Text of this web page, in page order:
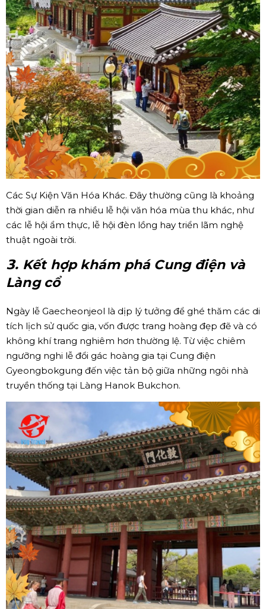
Các Sự Kiện Văn Hóa Khác. Đây thường cũng là khoảng
thời gian diễn ra nhiều lễ hội văn hóa mùa thu khác, như
các lễ hội ẩm thực, lễ hội đèn lồng hay triển lãm nghệ
thuật ngoài trời.
𝟯. Kết hợp khám phá Cung điện và
Làng cổ
Ngày lễ Gaecheonjeol là dịp lý tưởng để ghé thăm các di
tích lịch sử quốc gia, vốn được trang hoàng đẹp đẽ và có
không khí trang nghiêm hơn thường lệ. Từ việc chiêm
ngưỡng nghi lễ đổi gác hoàng gia tại Cung điện
Gyeongbokgung đến việc tản bộ giữa những ngôi nhà
truyền thống tại Làng Hanok Bukchon.